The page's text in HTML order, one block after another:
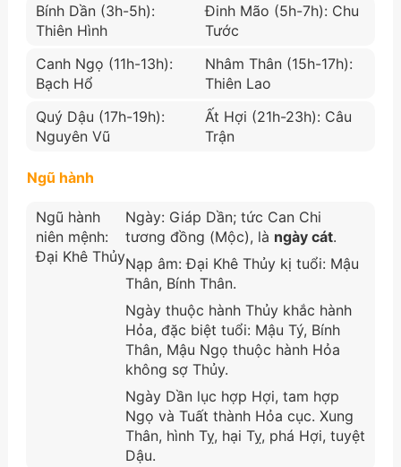
Bính Dần (3h-5h):
Thiên Hình
Đinh Mão (5h-7h): Chu
Tước
Canh Ngọ (11h-13h):
Bạch Hổ
Nhâm Thân (15h-17h):
Thiên Lao
Quý Dậu (17h-19h):
Nguyên Vũ
Ất Hợi (21h-23h): Câu
Trận
Ngũ hành
Ngũ hành
niên mệnh:
Đại Khê Thủy
Ngày: Giáp Dần; tức Can Chi
tương đồng (Mộc), là ngày cát.
Nạp âm: Đại Khê Thủy kị tuổi: Mậu
Thân, Bính Thân.
Ngày thuộc hành Thủy khắc hành
Hỏa, đặc biệt tuổi: Mậu Tý, Bính
Thân, Mậu Ngọ thuộc hành Hỏa
không sợ Thủy.
Ngày Dần lục hợp Hợi, tam hợp
Ngọ và Tuất thành Hỏa cục. Xung
Thân, hình Tỵ, hại Tỵ, phá Hợi, tuyệt
Dậu.